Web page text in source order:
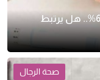
ارتفاع حالات سكري الحمل بأكثر من 60%.. هل يرتبط
صحة الرجال